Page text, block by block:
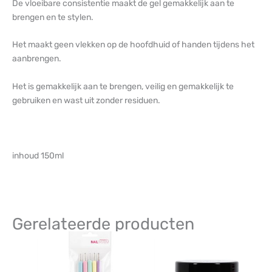
De vloeibare consistentie maakt de gel gemakkelijk aan te
brengen en te stylen.
Het maakt geen vlekken op de hoofdhuid of handen tijdens het
aanbrengen.
Het is gemakkelijk aan te brengen, veilig en gemakkelijk te
gebruiken en wast uit zonder residuen.
inhoud 150ml
Gerelateerde producten